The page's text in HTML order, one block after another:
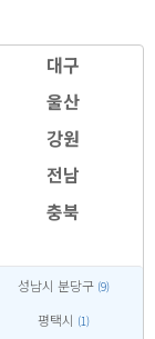
대구
울산
강원
전남
충북
성남시 분당구 (9)
평택시 (1)